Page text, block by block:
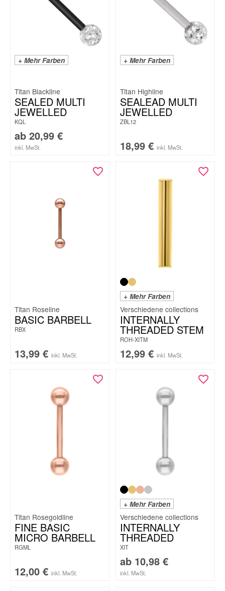
+ Mehr Farben
Titan Blackline
SEALED MULTI
JEWELLED
KQL
ab 20,99 €
inkl. MwSt.
+ Mehr Farben
Titan Highline
SEALEAD MULTI
JEWELLED
ZBL12
18,99 € inkl. MwSt.
Titan Roseline
BASIC BARBELL
RBX
13,99 € inkl. MwSt.
+ Mehr Farben
INTERNALLY
THREADED STEM
ROH-XITM
12,99 € inkl. MwSt.
Titan Rosegoldline
FINE BASIC
MICRO BARBELL
RGML
12,00 € inkl. MwSt.
+ Mehr Farben
INTERNALLY
THREADED
XIT
ab 10,98 €
inkl. MwSt.